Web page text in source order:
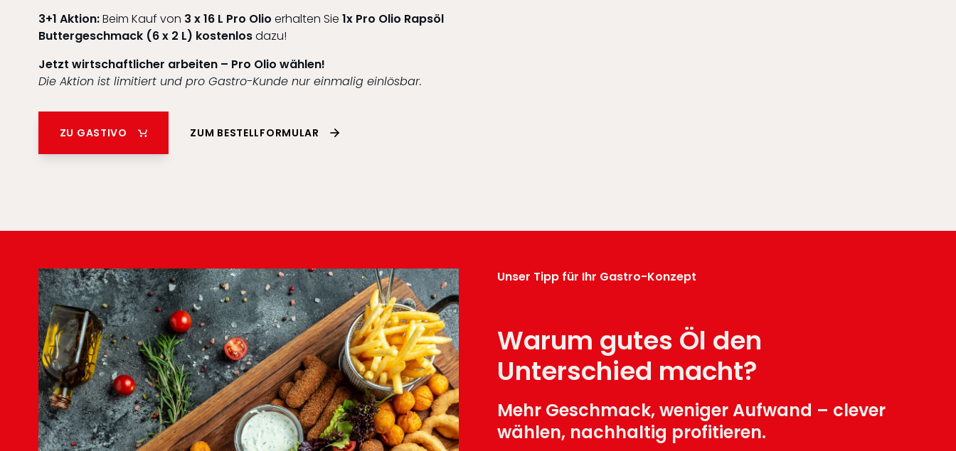
3+1 Aktion:Beim Kauf von 3 x 16 L Pro Olio erhalten Sie 1x Pro Olio Rapsöl
Buttergeschmack (6 x 2 L) kostenlosdazu!
Jetzt wirtschaftlicher arbeiten – Pro Olio wählen!
Die Aktion ist limitiert und pro Gastro-Kunde nur einmalig einlösbar.
ZU GASTIVO ZUM BESTELLFORMULAR
Unser Tipp für Ihr Gastro-Konzept
Warum gutes Öl den
Unterschied macht?
Mehr Geschmack, weniger Aufwand – clever
wählen, nachhaltig profitieren.